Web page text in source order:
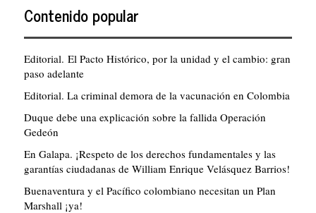
Contenido popular
Editorial. El Pacto Histórico, por la unidad y el cambio: gran
paso adelante
Editorial. La criminal demora de la vacunación en Colombia
Duque debe una explicación sobre la fallida Operación
Gedeón
En Galapa. ¡Respeto de los derechos fundamentales y las
garantías ciudadanas de William Enrique Velásquez Barrios!
Buenaventura y el Pacífico colombiano necesitan un Plan
Marshall ¡ya!